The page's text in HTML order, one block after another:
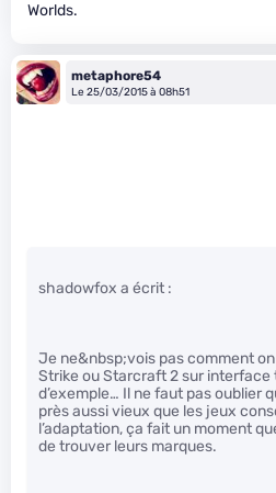
Worlds.
metaphore54
Le 25/03/2015 à 08h51
shadowfox a écrit :
Je ne&nbsp;vois pas comment
Strike ou Starcraft 2 sur
d’exemple… Il ne faut pas oublier
près aussi vieux que les jeux
l’adaptation, ça fait un moment
de trouver leurs marques.